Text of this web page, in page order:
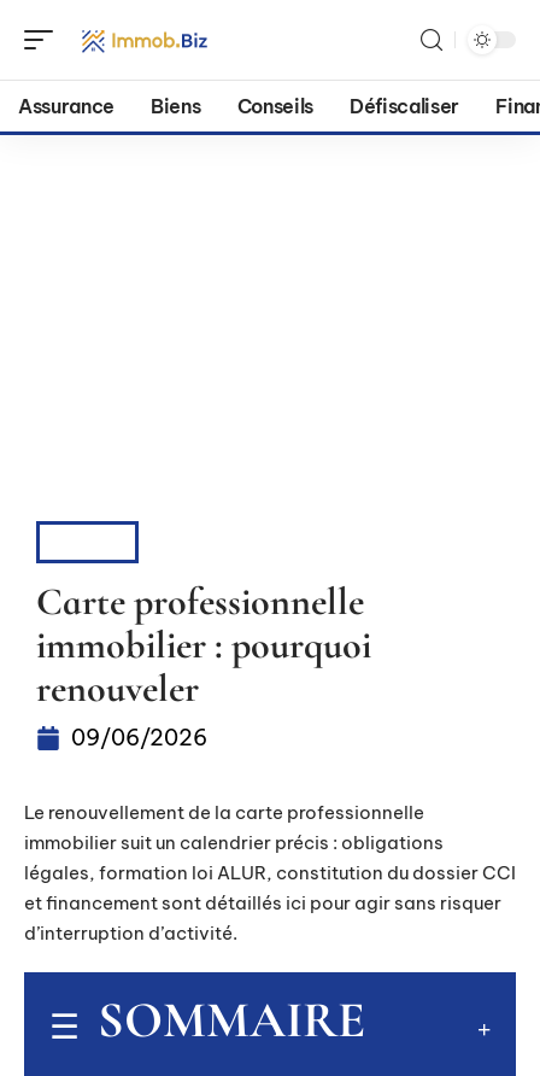
Assurance Biens Conseils Défiscaliser
Carte professionnelle
immobilier : pourquoi
renouveler
09/06/2026
Le renouvellement de la carte professionnelle
immobilier suit un calendrier précis : obligations
légales, formation loi ALUR, constitution du dossier CCI
et financement sont détaillés ici pour agir sans risquer
d’interruption d’activité.
SOMMAIRE